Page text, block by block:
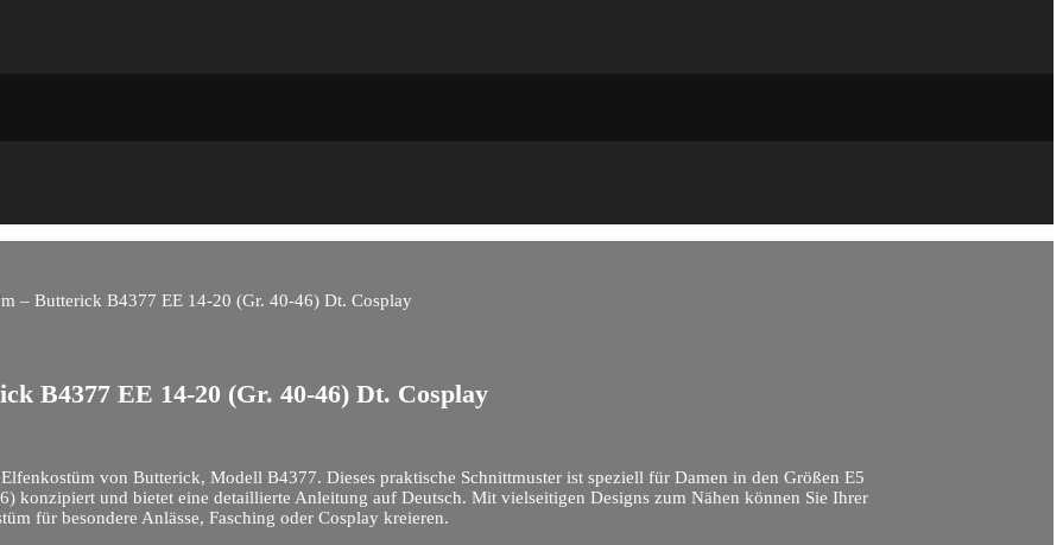
– Butterick B4377 EE 14-20 (Gr. 40-46) Dt. Cosplay
B4377 EE 14-20 (Gr. 40-46) Dt. Cosplay
von Butterick, Modell B4377. Dieses praktische Schnittmuster ist speziell für Damen in den Größen E5
konzipiert und bietet eine detaillierte Anleitung auf Deutsch. Mit vielseitigen Designs zum Nähen können Sie Ihrer
für besondere Anlässe, Fasching oder Cosplay kreieren.